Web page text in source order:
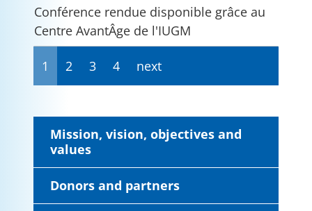
Mission, vision, objectives and
values
Donors and partners
Conférence rendue disponible grâce au
Centre AvantÂge de l'IUGM
1 2 3 4 next